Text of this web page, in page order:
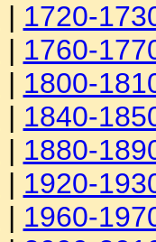
| 1720-
| 1760-
| 1800-
| 1840-
| 1880-
| 1920-
| 1960-